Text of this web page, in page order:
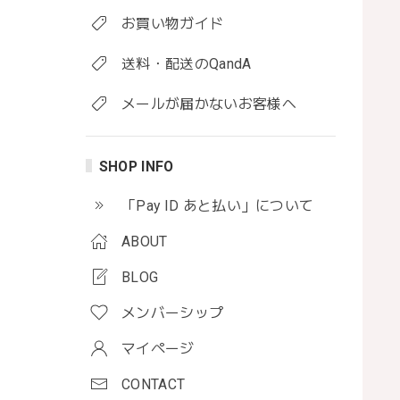
お買い物ガイド
送料・配送のQandA
メールが届かないお客様へ
SHOP INFO
「Pay ID あと払い」について
ABOUT
BLOG
メンバーシップ
マイページ
CONTACT